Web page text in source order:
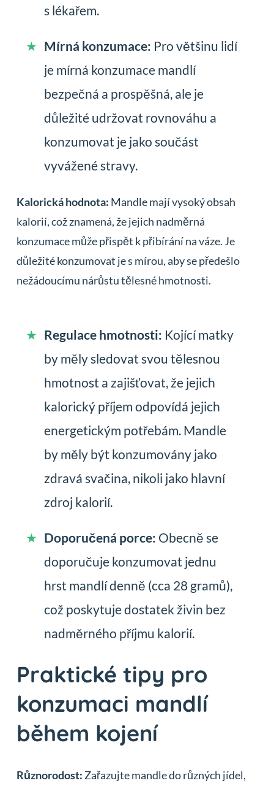
s lékařem.
Mírná konzumace: Pro většinu lidí
je mírná konzumace mandlí
bezpečná a prospěšná, ale je
důležité udržovat rovnováhu a
konzumovat je jako součást
vyvážené stravy.
Kalorická hodnota: Mandle mají vysoký obsah
kalorií, což znamená, že jejich nadměrná
konzumace může přispět k přibírání na váze. Je
důležité konzumovat je s mírou, aby se předešlo
nežádoucímu nárůstu tělesné hmotnosti.
Regulace hmotnosti: Kojící matky
by měly sledovat svou tělesnou
hmotnost a zajišťovat, že jejich
kalorický příjem odpovídá jejich
energetickým potřebám. Mandle
by měly být konzumovány jako
zdravá svačina, nikoli jako hlavní
zdroj kalorií.
Doporučená porce: Obecně se
doporučuje konzumovat jednu
hrst mandlí denně (cca 28 gramů),
což poskytuje dostatek živin bez
nadměrného příjmu kalorií.
Praktické tipy pro
konzumaci mandlí
během kojení
Různorodost: Zařazujte mandle do různých jídel,